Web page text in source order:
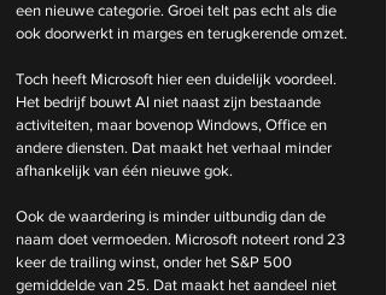
een nieuwe categorie. Groei telt pas echt als die
ook doorwerkt in marges en terugkerende omzet.
Toch heeft Microsoft hier een duidelijk voordeel.
Het bedrijf bouwt AI niet naast zijn bestaande
activiteiten, maar bovenop Windows, Office en
andere diensten. Dat maakt het verhaal minder
afhankelijk van één nieuwe gok.
Ook de waardering is minder uitbundig dan de
naam doet vermoeden. Microsoft noteert rond 23
keer de trailing winst, onder het S&P 500
gemiddelde van 25. Dat maakt het aandeel niet